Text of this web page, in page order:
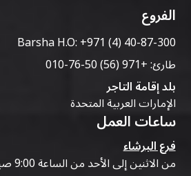
الفروع
Barsha H.O:+971 (4) 40-87-300
طارئ:+971 (56) 50-76-010
بلد إقامة التاجر
الإمارات العربية المتحدة
ساعات العمل
فرع البرشاء
من الاثنين إلى الأحد من الساعة 9:00 صباحًا حتى 07:00 مساءً